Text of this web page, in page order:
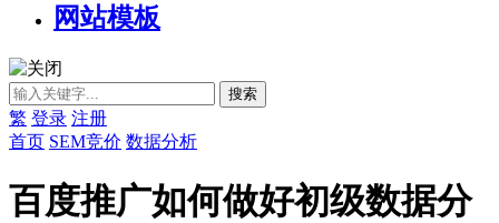
网站模板
繁 登录 注册
首页 SEM竞价 数据分析
百度推广如何做好初级数据分